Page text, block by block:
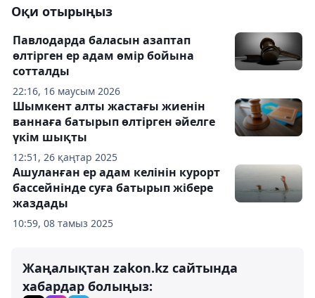
Оқи отырыңыз
22:16, 16 маусым 2026
Павлодарда баласын азаптап
өлтірген ер адам өмір бойына
сотталды
12:51, 26 қаңтар 2025
Шымкент алты жастағы жиенін
ваннаға батырып өлтірген әйелге
үкім шықты
10:59, 08 тамыз 2025
Ашуланған ер адам келінін курорт
бассейнінде суға батырып жібере
жаздады
Жаңалықтан zakon.kz сайтында
хабардар болыңыз: